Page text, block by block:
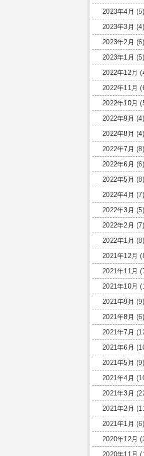
2023年4月 (5)
2023年3月 (4)
2023年2月 (6)
2023年1月 (5)
2022年12月
2022年11月
2022年10月
2022年9月 (4)
2022年8月 (4)
2022年7月 (8)
2022年6月 (6)
2022年5月 (8)
2022年4月 (7)
2022年3月 (5)
2022年2月 (7)
2022年1月 (8)
2021年12月
2021年11月
2021年10月
2021年9月 (9)
2021年8月 (6)
2021年7月
2021年6月
2021年5月 (9)
2021年4月
2021年3月
2021年2月
2021年1月 (6)
2020年12月
2020年11月